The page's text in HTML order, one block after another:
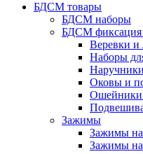
БДСМ товары
БДСМ наборы
БДСМ фиксация
Веревки и
Наборы
Оковы и
Зажимы
Зажимы
Зажимы на